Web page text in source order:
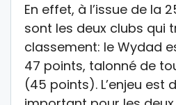
En effet, à l’issue de la
sont les deux clubs qui
classement: le Wydad
47 points, talonné de
(45 points). L’enjeu est